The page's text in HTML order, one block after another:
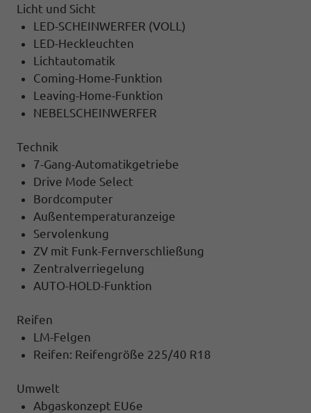
Licht und Sicht
LED-SCHEINWERFER (VOLL)
LED-Heckleuchten
Lichtautomatik
Coming-Home-Funktion
Leaving-Home-Funktion
NEBELSCHEINWERFER
Technik
7-Gang-Automatikgetriebe
Drive Mode Select
Bordcomputer
Außentemperaturanzeige
Servolenkung
ZV mit Funk-Fernverschließung
Zentralverriegelung
AUTO-HOLD-Funktion
Reifen
LM-Felgen
Reifen: Reifengröße 225/40 R18
Umwelt
Abgaskonzept EU6e